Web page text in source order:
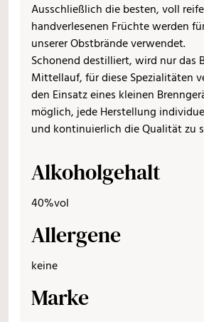
Ausschließlich die besten, voll
handverlesenen Früchte werden
unserer Obstbrände verwendet.
Schonend destilliert, wird nur das
Mittellauf, für diese Spezialitäten
den Einsatz eines kleinen
möglich, jede Herstellung
und kontinuierlich die Qualität zu
Alkoholgehalt
40%vol
Allergene
keine
Marke